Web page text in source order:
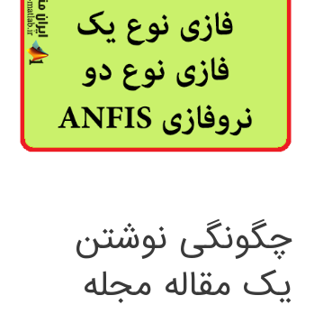
چگونگی نوشتن
یک مقاله مجله